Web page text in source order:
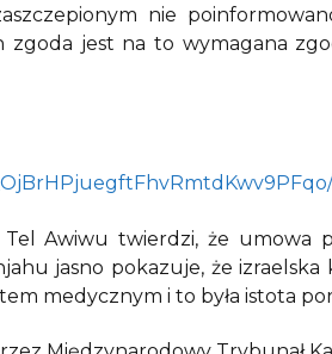
nie
zgoda jest na to wymagana
Awiwu twierdzi, że umowa
jasno pokazuje, że
medycznym i to była istota